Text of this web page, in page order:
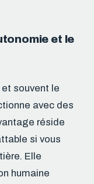
et le
souvent le
avec des
réside
si vous
Elle
humaine